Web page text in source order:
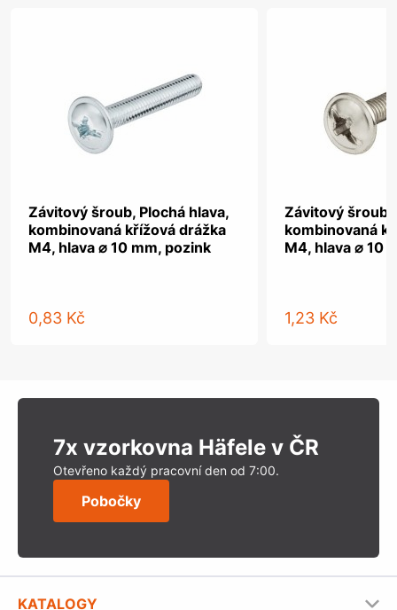
Závitový šroub, Plochá hlava,
kombinovaná křížová drážka
M4, hlava ⌀ 10 mm, pozink
0,83 Kč
Závitový šroub,
kombinovaná
M4, hlava ⌀ 10
1,23 Kč
7x vzorkovna Häfele v ČR
Otevřeno každý pracovní den od 7:00.
Pobočky
KATALOGY